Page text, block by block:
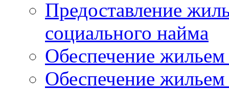
Предоставление
социального найма
Обеспечение
Обеспечение